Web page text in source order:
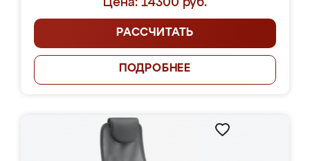
Цена: 14300 руб.
РАССЧИТАТЬ
ПОДРОБНЕЕ